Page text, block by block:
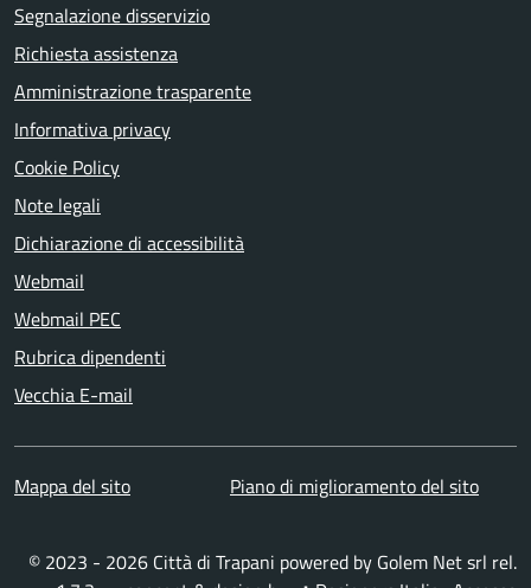
Segnalazione disservizio
Richiesta assistenza
Amministrazione trasparente
Informativa privacy
Cookie Policy
Note legali
Dichiarazione di accessibilità
Webmail
Webmail PEC
Rubrica dipendenti
Vecchia E-mail
Mappa del sito Piano di miglioramento del sito
© 2023 - 2026 Città di Trapani powered by Golem Net srl rel.